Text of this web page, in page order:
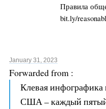
Правила
bit.ly/
January 31, 2023
Forwarded from :
Клевая инфографика
США – каждый пятый